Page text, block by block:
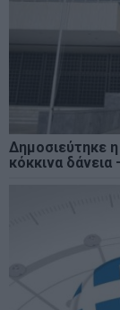
Δημοσιεύτηκε
κόκκινα